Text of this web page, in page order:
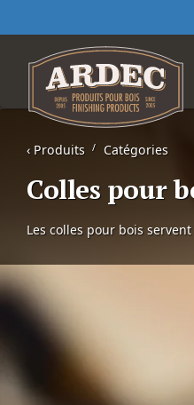
‹ Produits Catégories
Colles pour
Les colles pour bois